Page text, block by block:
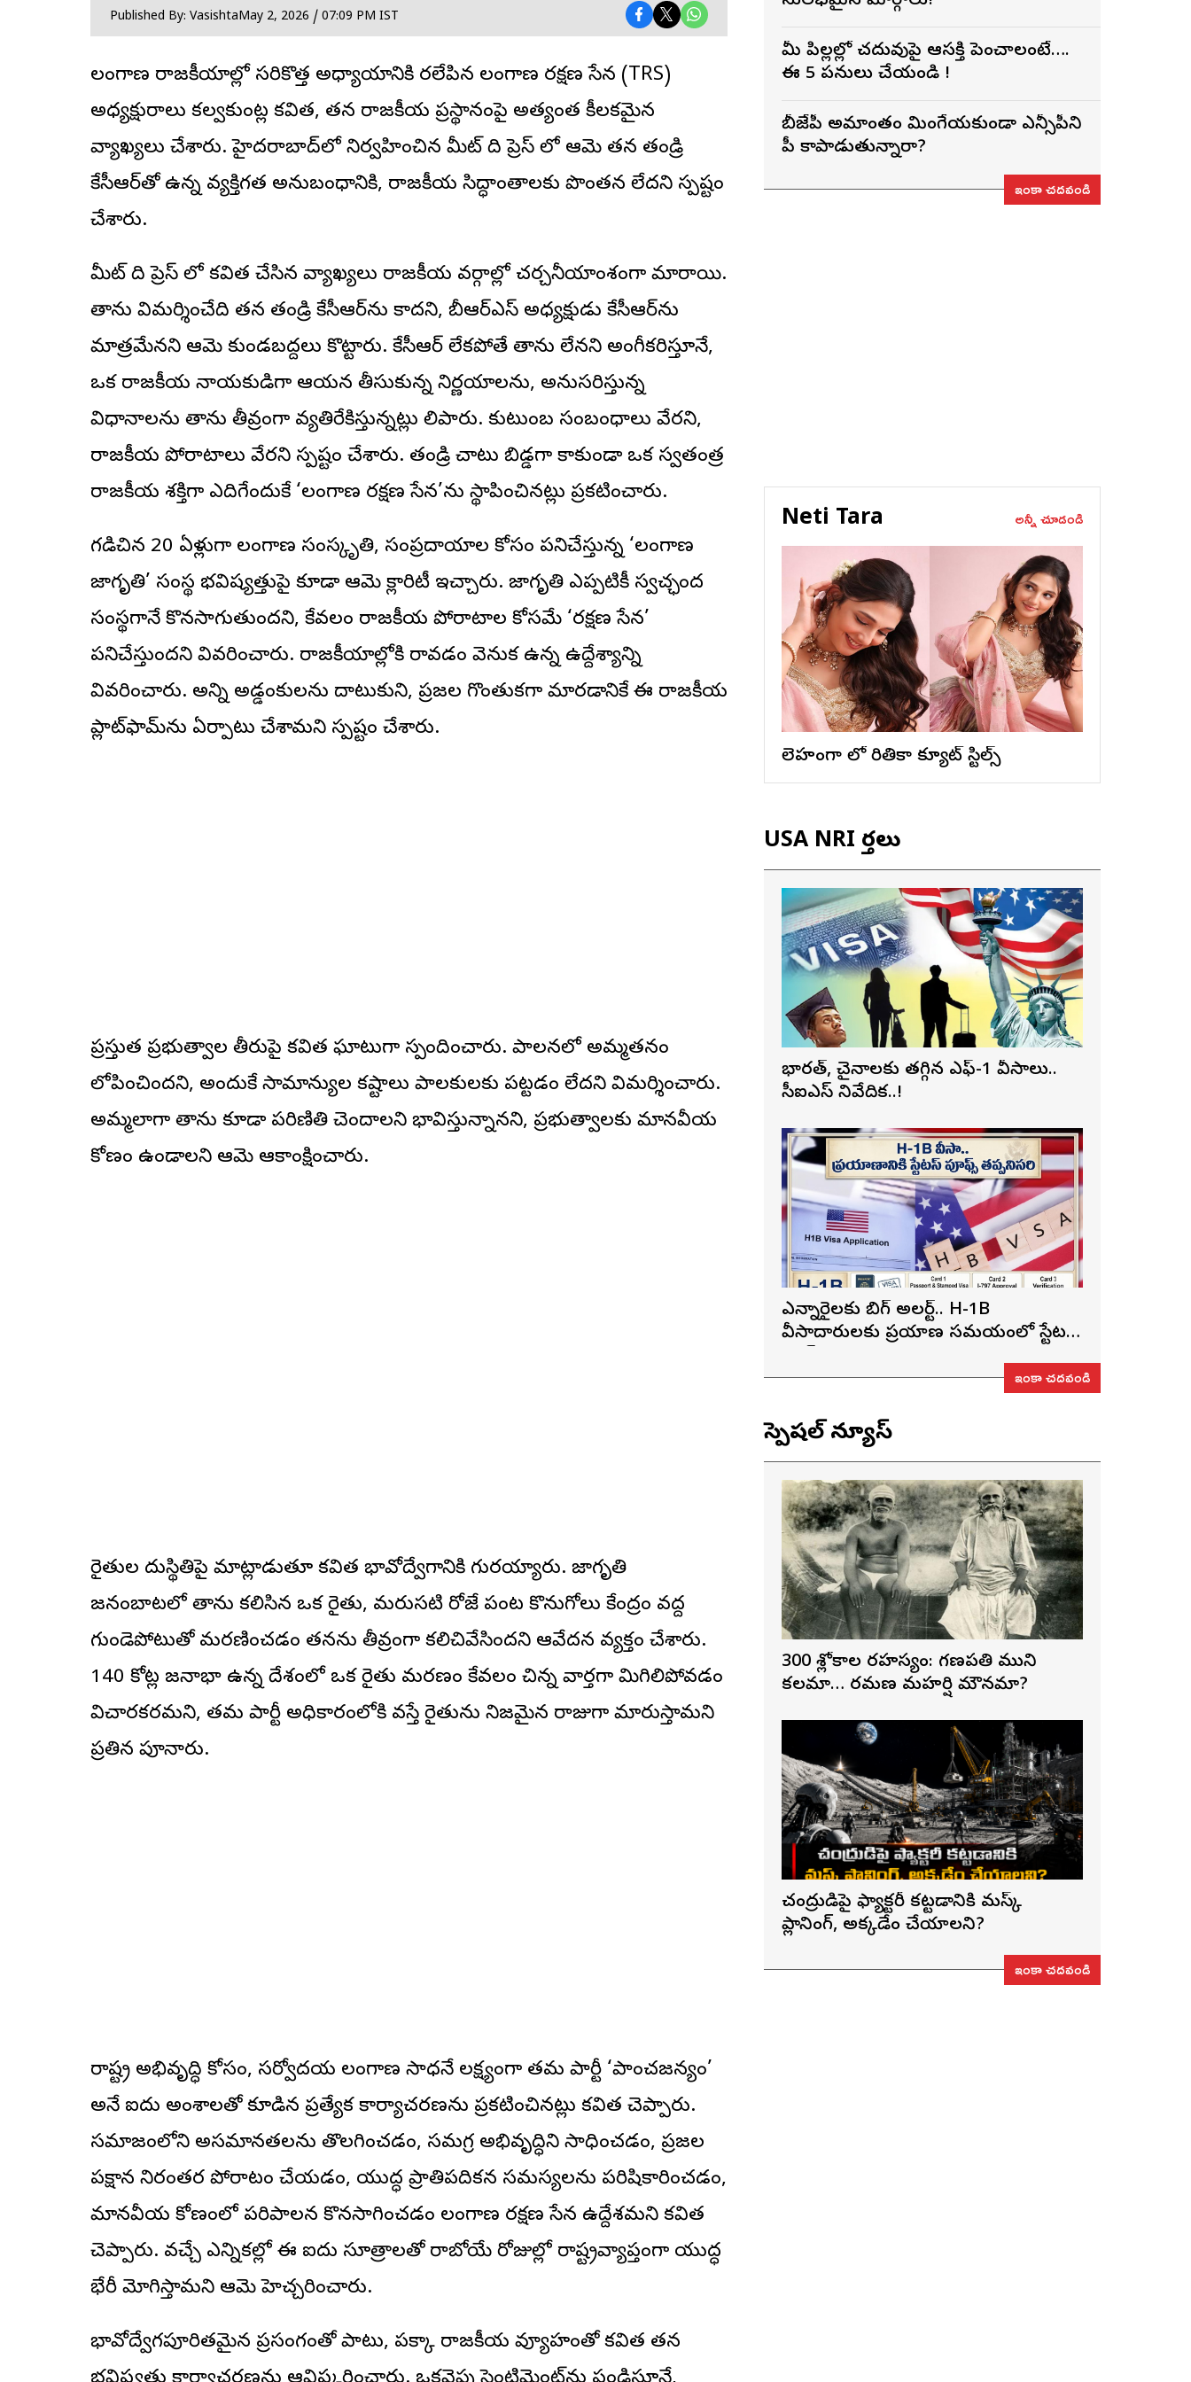
Published By: VasishtaMay 2, 2026 / 07:09 PM IST
తెలంగాణ రాజకీయాల్లో సరికొత్త అధ్యాయానికి తెరలేపిన తెలంగాణ రక్షణ సేన (TRS)
అధ్యక్షురాలు కల్వకుంట్ల కవిత, తన రాజకీయ ప్రస్థానంపై అత్యంత కీలకమైన
వ్యాఖ్యలు చేశారు. హైదరాబాద్‌లో నిర్వహించిన మీట్ ది ప్రెస్ లో ఆమె తన తండ్రి
కేసీఆర్‌తో ఉన్న వ్యక్తిగత అనుబంధానికి, రాజకీయ సిద్ధాంతాలకు పొంతన లేదని స్పష్టం
చేశారు.
మీట్ ది ప్రెస్ లో కవిత చేసిన వ్యాఖ్యలు రాజకీయ వర్గాల్లో చర్చనీయాంశంగా మారాయి.
తాను విమర్శించేది తన తండ్రి కేసీఆర్‌ను కాదని, బీఆర్ఎస్ అధ్యక్షుడు కేసీఆర్‌ను
మాత్రమేనని ఆమె కుండబద్దలు కొట్టారు. కేసీఆర్ లేకపోతే తాను లేనని అంగీకరిస్తూనే,
ఒక రాజకీయ నాయకుడిగా ఆయన తీసుకున్న నిర్ణయాలను, అనుసరిస్తున్న
విధానాలను తాను తీవ్రంగా వ్యతిరేకిస్తున్నట్లు తెలిపారు. కుటుంబ సంబంధాలు వేరని,
రాజకీయ పోరాటాలు వేరని స్పష్టం చేశారు. తండ్రి చాటు బిడ్డగా కాకుండా ఒక స్వతంత్ర
రాజకీయ శక్తిగా ఎదిగేందుకే ‘తెలంగాణ రక్షణ సేన’ను స్థాపించినట్లు ప్రకటించారు.
గడిచిన 20 ఏళ్లుగా తెలంగాణ సంస్కృతి, సంప్రదాయాల కోసం పనిచేస్తున్న ‘తెలంగాణ
జాగృతి’ సంస్థ భవిష్యత్తుపై కూడా ఆమె క్లారిటీ ఇచ్చారు. జాగృతి ఎప్పటికీ స్వచ్ఛంద
సంస్థగానే కొనసాగుతుందని, కేవలం రాజకీయ పోరాటాల కోసమే ‘రక్షణ సేన’
పనిచేస్తుందని వివరించారు. రాజకీయాల్లోకి రావడం వెనుక ఉన్న ఉద్దేశ్యాన్ని
వివరించారు. అన్ని అడ్డంకులను దాటుకుని, ప్రజల గొంతుకగా మారడానికే ఈ రాజకీయ
ప్లాట్‌ఫామ్‌ను ఏర్పాటు చేశామని స్పష్టం చేశారు.
ప్రస్తుత ప్రభుత్వాల తీరుపై కవిత ఘాటుగా స్పందించారు. పాలనలో అమ్మతనం
లోపించిందని, అందుకే సామాన్యుల కష్టాలు పాలకులకు పట్టడం లేదని విమర్శించారు.
అమ్మలాగా తాను కూడా పరిణితి చెందాలని భావిస్తున్నానని, ప్రభుత్వాలకు మానవీయ
కోణం ఉండాలని ఆమె ఆకాంక్షించారు.
రైతుల దుస్థితిపై మాట్లాడుతూ కవిత భావోద్వేగానికి గురయ్యారు. జాగృతి
జనంబాటలో తాను కలిసిన ఒక రైతు, మరుసటి రోజే పంట కొనుగోలు కేంద్రం వద్ద
గుండెపోటుతో మరణించడం తనను తీవ్రంగా కలిచివేసిందని ఆవేదన వ్యక్తం చేశారు.
140 కోట్ల జనాభా ఉన్న దేశంలో ఒక రైతు మరణం కేవలం చిన్న వార్తగా మిగిలిపోవడం
విచారకరమని, తమ పార్టీ అధికారంలోకి వస్తే రైతును నిజమైన రాజుగా మారుస్తామని
ప్రతిన పూనారు.
రాష్ట్ర అభివృద్ధి కోసం, సర్వోదయ తెలంగాణ సాధనే లక్ష్యంగా తమ పార్టీ ‘పాంచజన్యం’
అనే ఐదు అంశాలతో కూడిన ప్రత్యేక కార్యాచరణను ప్రకటించినట్లు కవిత చెప్పారు.
సమాజంలోని అసమానతలను తొలగించడం, సమగ్ర అభివృద్ధిని సాధించడం, ప్రజల
పక్షాన నిరంతర పోరాటం చేయడం, యుద్ధ ప్రాతిపదికన సమస్యలను పరిషికారించడం,
మానవీయ కోణంలో పరిపాలన కొనసాగించడం తెలంగాణ రక్షణ సేన ఉద్దేశమని కవిత
చెప్పారు. వచ్చే ఎన్నికల్లో ఈ ఐదు సూత్రాలతో రాబోయే రోజుల్లో రాష్ట్రవ్యాప్తంగా యుద్ధ
భేరీ మోగిస్తామని ఆమె హెచ్చరించారు.
భావోద్వేగపూరితమైన ప్రసంగంతో పాటు, పక్కా రాజకీయ వ్యూహంతో కవిత తన
మీ పిల్లల్లో చదువుపై ఆసక్తి పెంచాలంటే….
ఈ 5 పనులు చేయండి !
బీజేపీ అమాంతం మింగేయకుండా ఎన్సీపీని
పీకే కాపాడుతున్నారా?
ఇంకా చదవండి
Neti Tara అన్నీ చూడండి
లెహంగా లో రితికా క్యూట్ స్టిల్స్
USA NRI వార్తలు
భారత్, చైనాలకు తగ్గిన ఎఫ్-1 వీసాలు..
సీఐఎస్ నివేదిక..!
ఎన్నారైలకు బిగ్ అలర్ట్.. H-1B
వీసాదారులకు ప్రయాణ సమయంలో స్టేటస్
ఇంకా చదవండి
స్పెషల్ న్యూస్
300 శ్లోకాల రహస్యం: గణపతి ముని
కలమా… రమణ మహర్షి మౌనమా?
చంద్రుడిపై ఫ్యాక్టరీ కట్టడానికి మస్క్
ప్లానింగ్, అక్కడేం చేయాలని?
ఇంకా చదవండి